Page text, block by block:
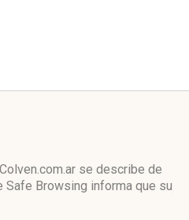
se describe de
Safe Browsing informa que su